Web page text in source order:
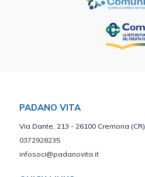
PADANO VITA
Via Dante, 213 - 26100 Cremona (CR)
0372928235
infosoci@padanovita.it